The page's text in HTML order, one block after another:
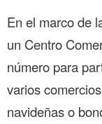
En el marco de
un Centro
número para
varios
navideñas o